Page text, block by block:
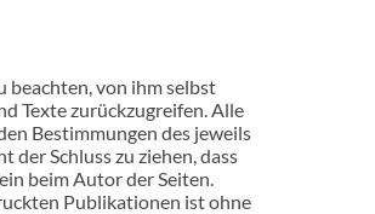
beachten, von ihm selbst
Texte zurückzugreifen. Alle
Bestimmungen des jeweils
Schluss zu ziehen, dass
beim Autor der Seiten.
Publikationen ist ohne